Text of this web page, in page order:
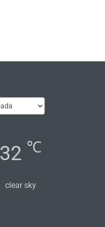
32 ℃
clear sky